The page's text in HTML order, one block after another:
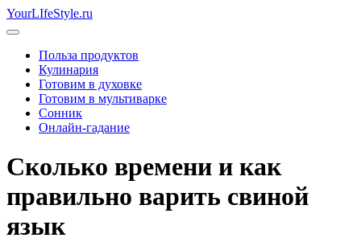
Skip
to
YourLIfeStyle.ru
Польза продуктов
Кулинария
Готовим в духовке
Готовим в мультиварке
Сонник
Онлайн-гадание
Сколько времени и как
правильно варить свиной
язык